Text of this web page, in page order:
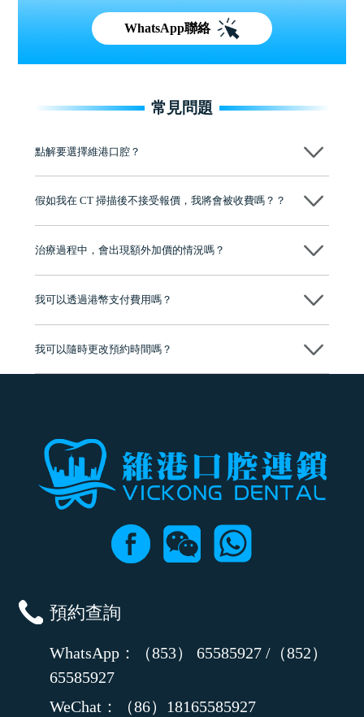
WhatsApp聯絡
常見問題
點解要選擇維港口腔？
維港口腔踐行「醫道濟世」的大學校訓，各分院匯聚來自香港、內地的
牌」、「2025香港企業領袖品牌」，是諾貝爾種植系統全球放心植牙中
至今已服務超過三十個國家和地區的顧客，受到粵港澳大灣區及周邊城
市市民極高的口碑評價及信任推薦 珠海、深圳設有八大分院，香港亦設
有咨詢及服務保障中心，有任何問題都可以隨時預約免費咨詢，讓人十
假如我在 CT 掃描後不接受報價，我將會被收費嗎？？
治療過程中，會出現額外加價的情況嗎？
我可以透過港幣支付費用嗎？
我可以隨時更改預約時間嗎？
可以，請盡早通過wechat或whatsapp聯絡我們，告知我們你原本預約的
預約查詢
WhatsApp：（853） 65585927 /（852）
65585927
WeChat：（86）18165585927